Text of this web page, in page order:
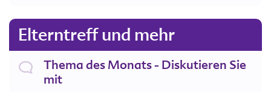
Elterntreff und mehr
Thema des Monats - Diskutieren Sie
mit